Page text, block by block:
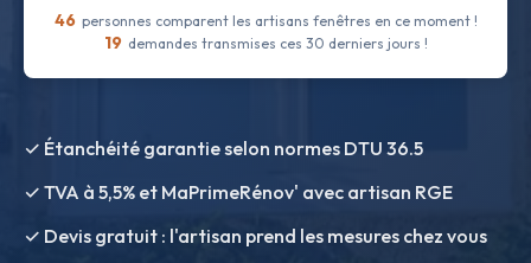
46 personnes comparent les artisans fenêtres en ce moment !
19 demandes transmises ces 30 derniers jours !
✓ Étanchéité garantie selon normes DTU 36.5
✓ TVA à 5,5% et MaPrimeRénov' avec artisan RGE
✓ Devis gratuit : l'artisan prend les mesures chez vous